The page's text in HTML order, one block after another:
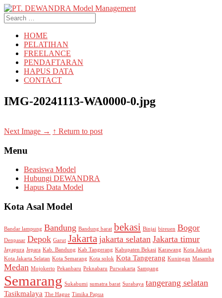
Search
for:
HOME
PELATIHAN
FREELANCE
PENDAFTARAN
HAPUS DATA
CONTACT
IMG-20241113-WA0000-0.jpg
Next Image → ↑ Return to post
Menu
Beasiswa Model
Hubungi DEWANDRA
Hapus Data Model
Kota Asal Model
Bandar lampung Bandung Bandung barat bekasi Binjai bireuen Bogor
Denpasar Depok Garut Jakarta jakarta selatan Jakarta timur
Jayapura Jepara Kab. Bandung Kab Tangerang Kabupaten Bekasi Karawang Kota Jakarta
Kota Jakarta Selatan Kota Semarang Kota solok Kota Tangerang Kuningan Masamba
Medan Mojokerto Pekanbaru Peknabaru Purwakarta Sampang
Semarang Sukabumi sumatra barat Surabaya tangerang selatan
Tasikmalaya The Hague Timika Papua